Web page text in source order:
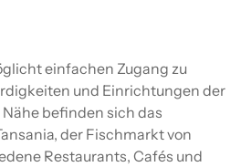
einfachen Zugang zu
und Einrichtungen der
befinden sich das
der Fischmarkt von
Restaurants, Cafés und